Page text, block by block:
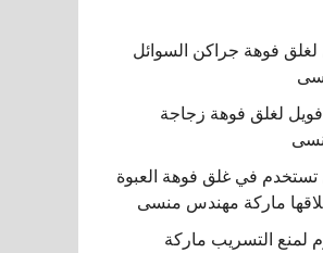
لغلق فوهة جراكن السوائل
لغلق فوهة زجاجة
تستخدم في غلق فوهة العبوة
ماركة مهندس منسى
لمنع التسريب ماركة